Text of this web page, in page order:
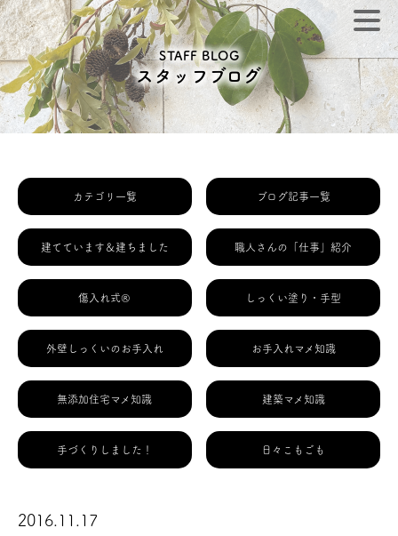
STAFF BLOG
スタッフブログ
カテゴリ一覧 ブログ記事一覧
建てています＆建ちました 職人さんの「仕事」紹介
傷入れ式® しっくい塗り・手型
外壁しっくいのお手入れ お手入れマメ知識
無添加住宅マメ知識 建築マメ知識
手づくりしました！ 日々こもごも
2016.11.17